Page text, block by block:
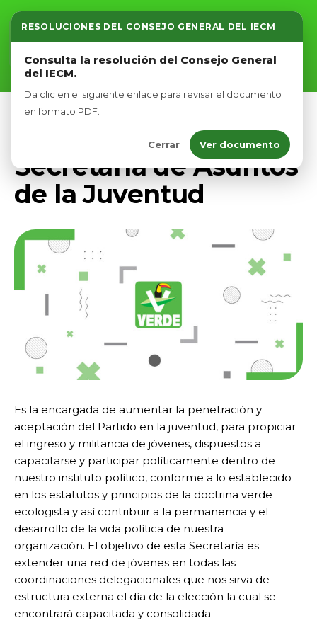
RESOLUCIONES DEL CONSEJO GENERAL DEL IECM
Consulta la resolución del Consejo General
del IECM.
Da clic en el siguiente enlace para revisar el documento
en formato PDF.
Cerrar Ver documento
Inicio
Nosotros
Afíliate
Secretaría de Asuntos
de la Juventud
Es la encargada de aumentar la penetración y
aceptación del Partido en la juventud, para propiciar
el ingreso y militancia de jóvenes, dispuestos a
capacitarse y participar políticamente dentro de
nuestro instituto político, conforme a lo establecido
en los estatutos y principios de la doctrina verde
ecologista y así contribuir a la permanencia y el
desarrollo de la vida política de nuestra
organización. El objetivo de esta Secretaría es
extender una red de jóvenes en todas las
coordinaciones delegacionales que nos sirva de
estructura externa el día de la elección la cual se
encontrará capacitada y consolidada